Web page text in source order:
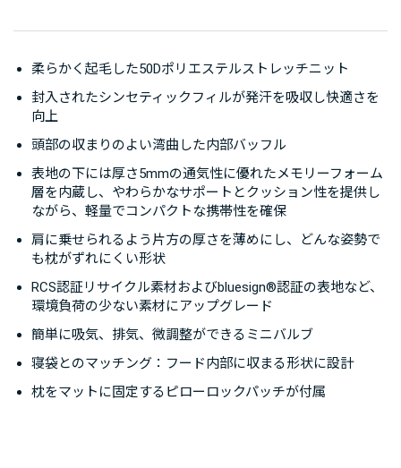
柔らかく起毛した50Dポリエステルストレッチニット
封入されたシンセティックフィルが発汗を吸収し快適さを
向上
頭部の収まりのよい湾曲した内部バッフル
表地の下には厚さ5mmの通気性に優れたメモリーフォーム
層を内蔵し、やわらかなサポートとクッション性を提供し
ながら、軽量でコンパクトな携帯性を確保
肩に乗せられるよう片方の厚さを薄めにし、どんな姿勢で
も枕がずれにくい形状
RCS認証リサイクル素材およびbluesign®認証の表地など、
環境負荷の少ない素材にアップグレード
簡単に吸気、排気、微調整ができるミニバルブ
寝袋とのマッチング：フード内部に収まる形状に設計
枕をマットに固定するピローロックパッチが付属